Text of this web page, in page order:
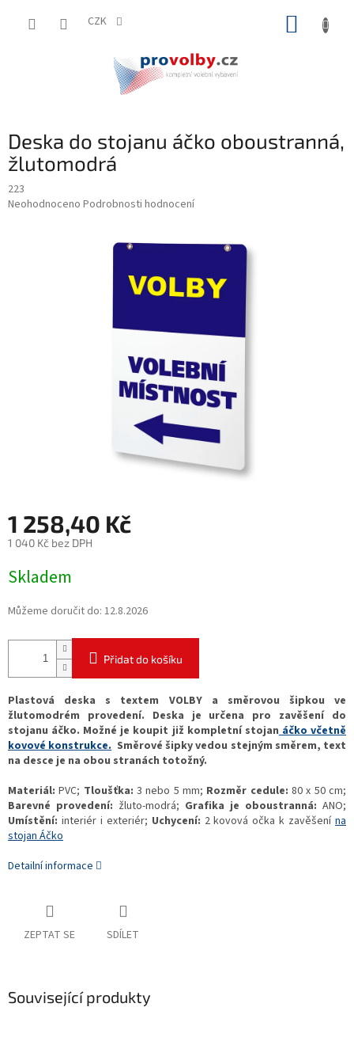
CZK
Deska do stojanu áčko oboustranná,
žlutomodrá
223
Průměrné
Neohodnoceno Podrobnosti hodnocení
1 258,40 Kč
1 040 Kč bez DPH
cena:
Skladem
Můžeme doručit do: 12.8.2026
Přidat do košíku
Plastová deska s textem VOLBY a směrovou šipkou ve
žlutomodrém provedení. Deska je určena pro zavěšení do
stojanu áčko. Možné je koupit již kompletní stojanáčko včetně
kovové konstrukce.Směrové šipky vedou stejným směrem, text
na desce je na obou stranách totožný.
Materiál: PVC; Tloušťka: 3 nebo 5 mm; Rozměr cedule: 80 x 50 cm;
Barevné provedení: žluto-modrá; Grafika je oboustranná: ANO;
Umístění: interiér i exteriér; Uchycení: 2 kovová očka k zavěšenína
stojan Áčko
Detailní informace
ZEPTAT SE SDÍLET
Související produkty